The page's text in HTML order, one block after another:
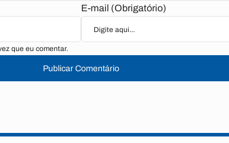
E-mail (Obrigatório)
que eu comentar.
Publicar Comentário